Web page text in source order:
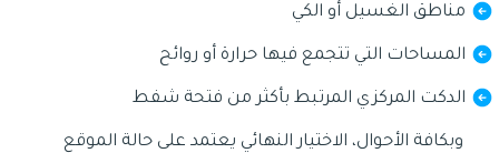
مناطق الغسيل أو الكي
المساحات التي تتجمع فيها حرارة أو روائح
الدكت المركزي المرتبط بأكثر من فتحة شفط
وبكافة الأحوال، الاختيار النهائي يعتمد على حالة الموقع